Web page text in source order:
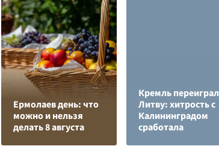
Ермолаев день: что
можно и нельзя
делать 8 августа
Кремль переиграл
Литву: хитрость с
Калининградом
сработала